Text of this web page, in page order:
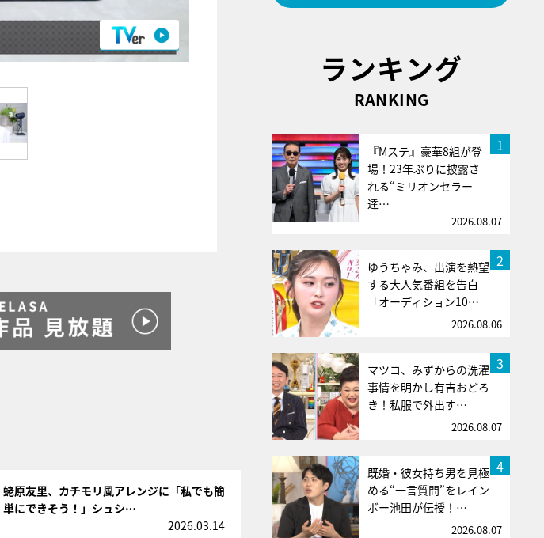
蛯原友里、カチモリ風アレンジに「私でも簡
単にできそう！」シュシ…
2026.03.14
ランキング
RANKING
1
『Mステ』豪華8組が登
場！23年ぶりに披露さ
れる“ミリオンセラー
達…
2026.08.07
2
ゆうちゃみ、出演を熱望
する大人気番組を告白
「オーディション10…
2026.08.06
3
マツコ、みずからの洗濯
事情を明かし有吉おどろ
き！私服で外出す…
2026.08.07
4
既婚・彼女持ち男を見極
める“一言質問”をレイン
ボー池田が伝授！…
2026.08.07